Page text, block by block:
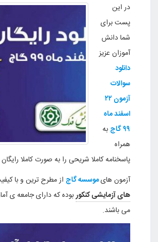
در این
پست برای
شما دانش
آموزان عزیز
دانلود
سوالات
آزمون ۲۲
اسفند ماه
۹۹ گاج
به
همراه
پاسخنامه کاملا شریحی را به صورت کاملا رایگان
آزمون هایموسسه گاج از مطرح ترین و با
های آزمایشی کنکوربوده که دارای جامعه ی
می باشند.